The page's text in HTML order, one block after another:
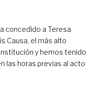
concedido a Teresa
Causa, el más alto
y hemos tenido
las horas previas al acto